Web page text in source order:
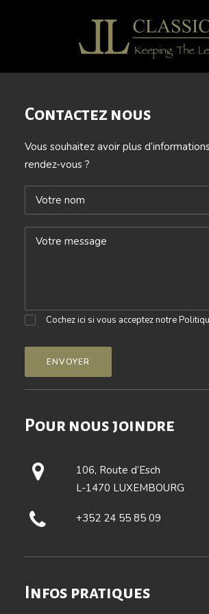
Contactez nous
Vous souhaitez avoir plus
rendez-vous ?
Cochez ici si vous acceptez notre
Pour nous joindre
106, Route d’Esch
L-1470 LUXEMBOURG
+352 24 55 85 09
Infos pratiques